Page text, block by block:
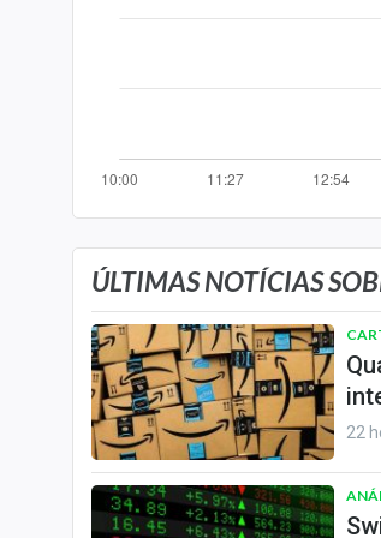
Expediente
ÚLTIMAS NOTÍCIAS
22